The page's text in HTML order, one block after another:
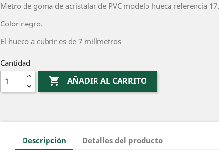
Metro de goma de acristalar de PVC modelo hueca referencia 17.
Color negro.
El hueco a cubrir es de 7 milímetros.
Cantidad
 AÑADIR AL CARRITO
Descripción Detalles del producto